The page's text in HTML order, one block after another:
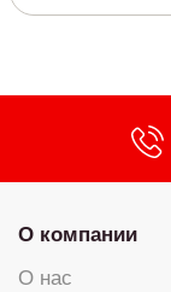
О компании
О нас